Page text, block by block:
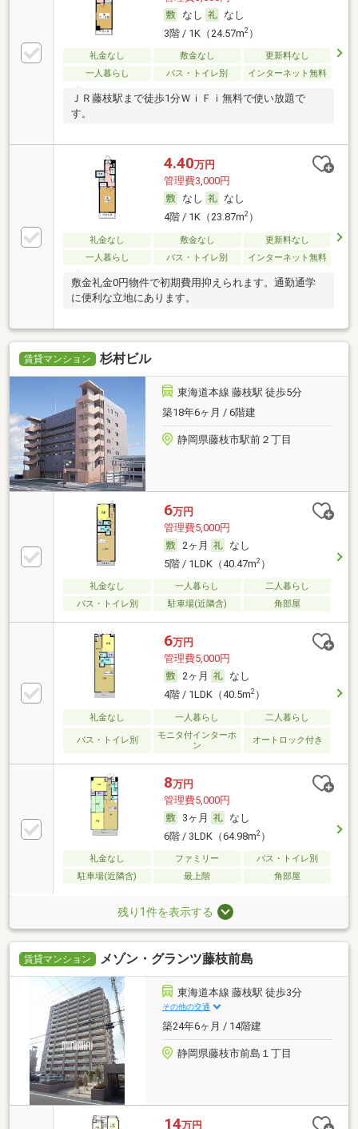
なし
なし
3階 / 1K（24.57m2）
礼金なし 敷金なし
更新料なし
一人暮らし
バス・トイレ別 インターネット無料
ＪＲ藤枝駅まで徒歩1分ＷｉＦｉ無料で使い放題で
す。
4.40万円
管理費3,000円
なし
なし
4階 / 1K（23.87m2）
礼金なし 敷金なし
更新料なし
一人暮らし
バス・トイレ別 インターネット無料
敷金礼金0円物件で初期費用抑えられます。通勤通学
に便利な立地にあります。
賃貸マンション 杉村ビル
東海道本線 藤枝駅 徒歩5分
築18年6ヶ月 / 6階建
静岡県藤枝市駅前２丁目
6万円
管理費5,000円
2ヶ月
なし
5階 / 1LDK（40.47m2）
礼金なし 一人暮らし
二人暮らし
バス・トイレ別
駐車場(近隣含) 角部屋
6万円
管理費5,000円
2ヶ月
なし
4階 / 1LDK（40.5m2）
礼金なし 一人暮らし 二人暮らし
バス・トイレ別
モニタ付インターホ
ン
オートロック付き
8万円
管理費5,000円
3ヶ月
なし
6階 / 3LDK（64.98m2）
礼金なし ファミリー
バス・トイレ別
駐車場(近隣含)
最上階 角部屋
残り1件を表示する
賃貸マンション メゾン・グランツ藤枝前島
東海道本線 藤枝駅 徒歩3分
その他の交通
築24年6ヶ月 / 14階建
静岡県藤枝市前島１丁目
14万円